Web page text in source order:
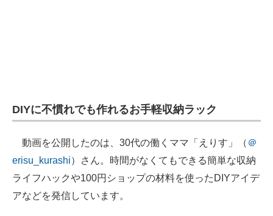
DIYに不慣れでも作れるお手軽収納ラック
動画を公開したのは、30代の働くママ「えりす」（ ＠
erisu_kurashi）さん。時間がなくてもできる簡単な収納
ライフハックや100円ショップの材料を使ったDIYアイデ
アなどを発信しています。